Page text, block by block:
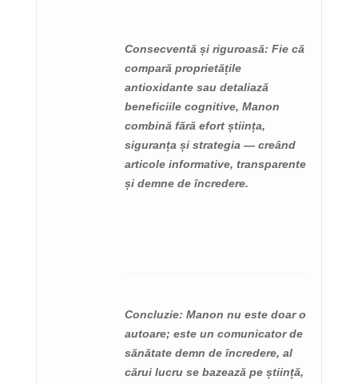
Consecventă și riguroasă: Fie că
compară proprietățile
antioxidante sau detaliază
beneficiile cognitive, Manon
combină fără efort știința,
siguranța și strategia — creând
articole informative, transparente
și demne de încredere.
Concluzie: Manon nu este doar o
autoare; este un comunicator de
sănătate demn de încredere, al
cărui lucru se bazează pe știință,